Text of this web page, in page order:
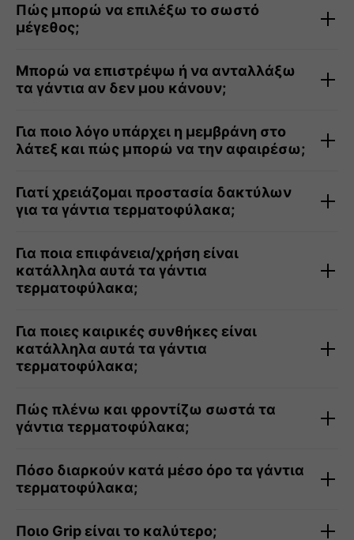
Πώς μπορώ να επιλέξω το σωστό
μέγεθος;
Μπορώ να επιστρέψω ή να ανταλλάξω
τα γάντια αν δεν μου κάνουν;
Για ποιο λόγο υπάρχει η μεμβράνη στo
λάτεξ και πώς μπορώ να την αφαιρέσω;
Γιατί χρειάζομαι προστασία δακτύλων
για τα γάντια τερματοφύλακα;
Για ποια επιφάνεια/χρήση είναι
κατάλληλα αυτά τα γάντια
τερματοφύλακα;
Για ποιες καιρικές συνθήκες είναι
κατάλληλα αυτά τα γάντια
τερματοφύλακα;
Πώς πλένω και φροντίζω σωστά τα
γάντια τερματοφύλακα;
Πόσο διαρκούν κατά μέσο όρο τα γάντια
τερματοφύλακα;
Ποιο Grip είναι το καλύτερο;